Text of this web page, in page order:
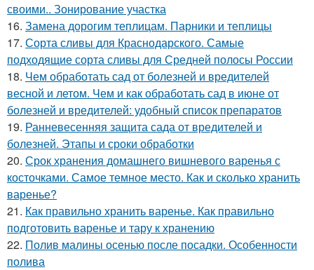
своими.. Зонирование участка
16. Замена дорогим теплицам. Парники и теплицы
17. Сорта сливы для Краснодарского. Самые
подходящие сорта сливы для Средней полосы России
18. Чем обработать сад от болезней и вредителей
весной и летом. Чем и как обработать сад в июне от
болезней и вредителей: удобный список препаратов
19. Ранневесенняя защита сада от вредителей и
болезней. Этапы и сроки обработки
20. Срок хранения домашнего вишневого варенья с
косточками. Самое темное место. Как и сколько хранить
варенье?
21. Как правильно хранить варенье. Как правильно
подготовить варенье и тару к хранению
22. Полив малины осенью после посадки. Особенности
полива